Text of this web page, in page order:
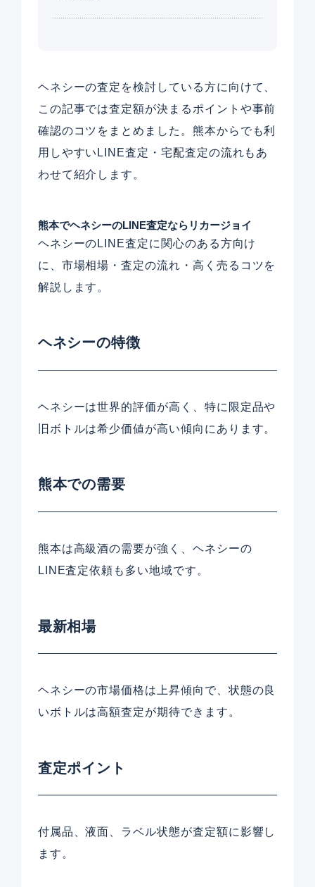
ヘネシーの査定を検討している方に向けて、
この記事では査定額が決まるポイントや事前
確認のコツをまとめました。熊本からでも利
用しやすいLINE査定・宅配査定の流れもあ
わせて紹介します。
熊本でヘネシーのLINE査定ならリカージョイ
ヘネシーのLINE査定に関心のある方向け
に、市場相場・査定の流れ・高く売るコツを
解説します。
ヘネシーの特徴
ヘネシーは世界的評価が高く、特に限定品や
旧ボトルは希少価値が高い傾向にあります。
熊本での需要
熊本は高級酒の需要が強く、ヘネシーの
LINE査定依頼も多い地域です。
最新相場
ヘネシーの市場価格は上昇傾向で、状態の良
いボトルは高額査定が期待できます。
査定ポイント
付属品、液面、ラベル状態が査定額に影響し
ます。